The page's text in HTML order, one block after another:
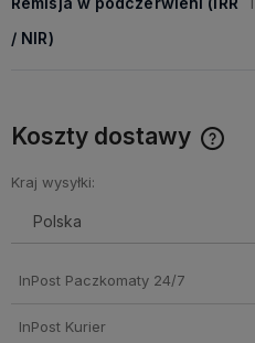
/ NIR)
Koszty dostawy
Kraj wysyłki:
InPost Paczkomaty 24/7
InPost Kurier